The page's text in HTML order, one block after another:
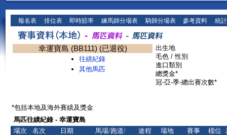
報名表 排位表 即時賠率 練馬師分場表 騎師分場表 參考資料 統
幸運寶島 (BB111) (已退役)
往績紀錄
其他馬匹
出生地
毛色 / 性別
進口類別
總獎金*
冠-亞-季-總出賽次數*
*包括本地及海外賽績及獎金
馬匹往績紀錄 - 幸運寶島
場次
名次 日期
馬場/跑道/
途程
場地
賽事
檔位